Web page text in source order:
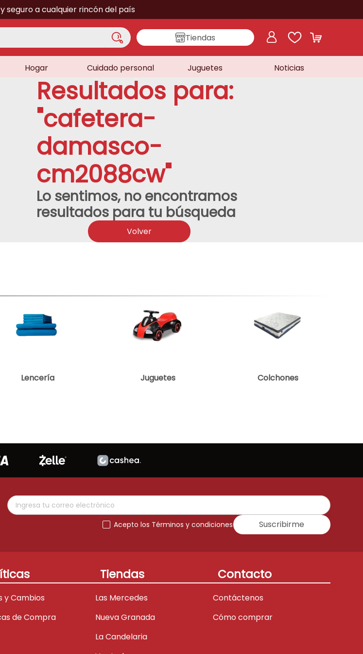
seguro a cualquier rincón del país
Tiendas
Hogar Cuidado personal Juguetes Noticias
Resultados para:
"cafetera-
damasco-
cm2088cw"
Lo sentimos, no encontramos
resultados para tu búsqueda
Volver
Lencería Juguetes Colchones
Acepto los Términos y condiciones Suscribirme
y Cambios
de Compra
Tiendas
Las Mercedes
Nueva Granada
La Candelaria
Contacto
Contáctenos
Cómo comprar